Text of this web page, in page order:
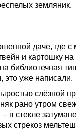
земляник.
даче, где с
и картошку на
библиотечная
это уже написали.
слёзной
рано утром
– в стекле
стрекоз